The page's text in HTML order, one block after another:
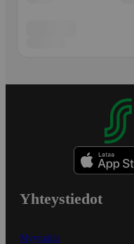
Yhteystiedot
Myymälät